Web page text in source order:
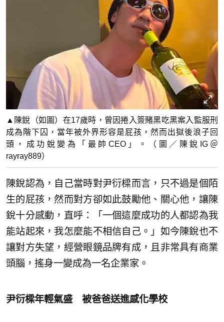
▲陳銳（如圖）在17歲時，曾因捲入簽賭黑吃黑案入監服刑
成為階下囚，當年被外界形容是屁孩，然而出獄後浪子回
頭，成功蛻變為「最帥CEO」。（圖／陳銳IG＠
rayray889）
陳銳認為，自己當時對尹衍樑而言，只不過是個陌
生的屁孩，然而對方卻如此鼓勵他、關心他，讓陳
銳十分感動，直呼：「一個這麼成功的人都認為我
能站起來，我怎麼能不相信自己。」如今陳銳也不
讓對方失望，經營眼鏡品牌有成，且非常具有商業
頭腦，搖身一變成為一名企業家。
尹衍樑年輕氣盛 被爸爸送進感化學校